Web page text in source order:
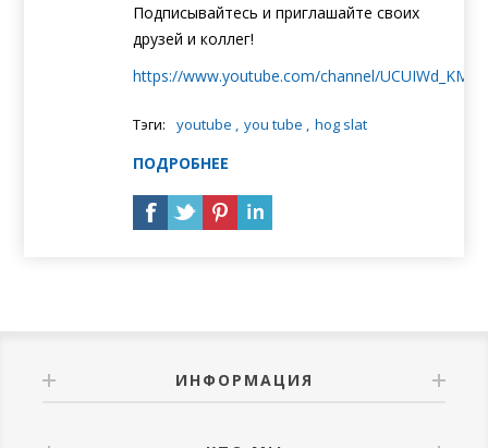
Подписывайтесь и приглашайте своих
друзей и коллег!
https://www.youtube.com/channel/UCUIWd
Тэги: youtube , you tube , hog slat
ПОДРОБНЕЕ
ИНФОРМАЦИЯ